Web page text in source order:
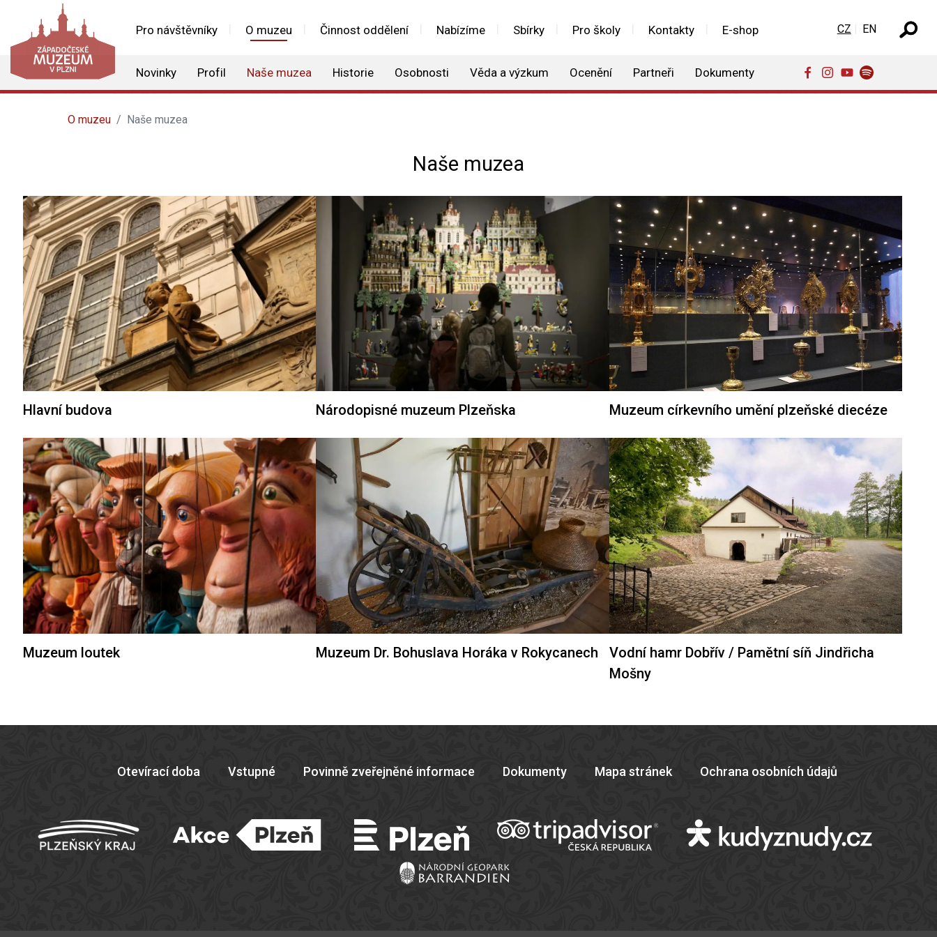
Pro návštěvníky O muzeu Činnost oddělení Nabízíme Sbírky Pro školy Kontakty E-shop
Novinky Profil Naše muzea Historie Osobnosti Věda a výzkum Ocenění Partneři Dokumenty
Zvolte jazyk
CZ EN
O muzeu Naše muzea
Naše muzea
Hlavní budova Národopisné muzeum Plzeňska Muzeum církevního umění plzeňské diecéze
Muzeum loutek Muzeum Dr. Bohuslava Horáka v Rokycanech
Vodní hamr Dobřív / Pamětní síň Jindřicha
Mošny
Otevírací doba Vstupné Povinně zveřejněné informace Dokumenty Mapa stránek Ochrana osobních údajů